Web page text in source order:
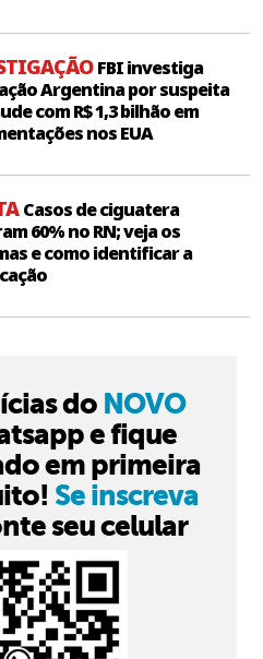
FBI investiga
Argentina por suspeita
com R$ 1,3 bilhão em
nos EUA
Casos de ciguatera
60% no RN; veja os
e como identificar a
do NOVO
e fique
em primeira
Se inscreva
seu celular